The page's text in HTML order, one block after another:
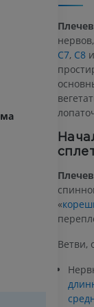
C7, C8 и
«
Ветви,